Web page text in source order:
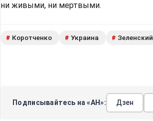
ни живыми, ни мертвыми.
# Коротченко # Украина # Зеленский
Подписывайтесь на «АН»: Дзен